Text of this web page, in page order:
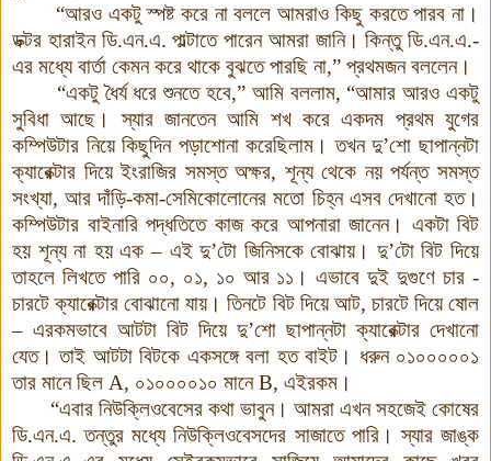
“আরও একটু স্পষ্ট করে না বললে আমরাও কিছু করতে পারব না।
ডক্টর হারাইন ডি.এন.এ. পাল্টাতে পারেন আমরা জানি। কিন্তু ডি.এন.এ.-
এর মধ্যে বার্তা কেমন করে থাকে বুঝতে পারছি না,” প্রথমজন বললেন।
“একটু ধৈর্য ধরে শুনতে হবে,” আমি বললাম, “আমার আরও একটু
সুবিধা আছে। স্যার জানতেন আমি শখ করে একদম প্রথম যুগের
কম্পিউটার নিয়ে কিছুদিন পড়াশোনা করেছিলাম। তখন দু’শো ছাপান্নটা
ক্যারেক্টার দিয়ে ইংরাজির সমস্ত অক্ষর, শূন্য থেকে নয় পর্যন্ত সমস্ত
সংখ্যা, আর দাঁড়ি-কমা-সেমিকোলোনের মতো চিহ্ন এসব দেখানো হত।
কম্পিউটার বাইনারি পদ্ধতিতে কাজ করে আপনারা জানেন। একটা বিট
হয় শূন্য না হয় এক – এই দু’টো জিনিসকে বোঝায়। দু’টো বিট দিয়ে
তাহলে লিখতে পারি ০০, ০১, ১০ আর ১১ । এভাবে দুই দুগুণে চার -
চারটে ক্যারেক্টার বোঝানো যায়। তিনটে বিট দিয়ে আট, চারটে দিয়ে ষোল
– এরকমভাবে আটটা বিট দিয়ে দু’শো ছাপান্নটা ক্যারেক্টার দেখানো
যেত। তাই আটটা বিটকে একসঙ্গে বলা হত বাইট। ধরুন ০১০০০০০১
তার মানে ছিল A, ০১০০০০১০ মানেB, এইরকম ।
“এবার নিউক্লিওবেসের কথা ভাবুন। আমরা এখন সহজেই কোষের
ডি.এন.এ. তন্তুর মধ্যে নিউক্লিওবেসদের সাজাতে পারি। স্যার জাঙ্ক